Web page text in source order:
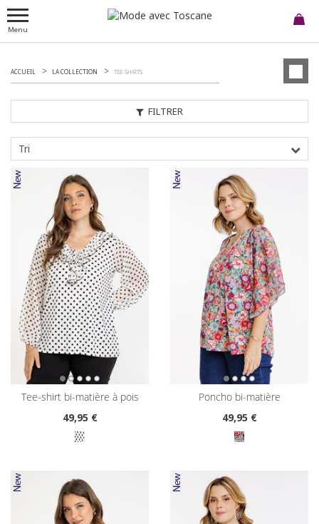
Menu
FILTRER
ACCUEIL LA COLLECTION TEE-SHIRTS
Tri
tee-shirt bi-matière à pois
49,95 €
poncho bi-matière
49,95 €